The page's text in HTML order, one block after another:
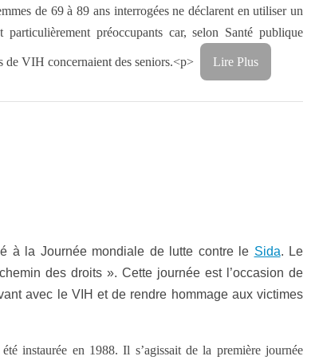
de 69 à 89 ans interrogées ne déclarent en utiliser un
préoccupants car, selon Santé publique
de VIH concernaient des seniors.<p> Lire Plus
à la Journée mondiale de lutte contre le Sida. Le
des droits ». Cette journée est l’occasion de
avec le VIH et de rendre hommage aux victimes
instaurée en 1988. Il s’agissait de la première journée